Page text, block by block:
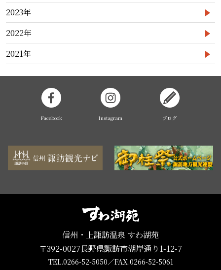
2023年
2022年
2021年
Facebook Instagram ブログ
信州・上諏訪温泉 すわ湖苑
〒392-0027長野県諏訪市湖岸通り1-12-7
TEL.0266-52-5050／FAX.0266-52-5061